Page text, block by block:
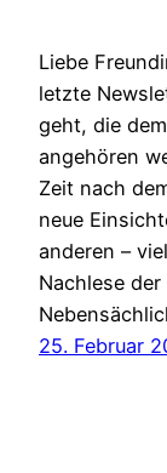
Liebe
letzte
geht, die
angehören
Zeit nach
neue
anderen –
Nachlese
25. Februar